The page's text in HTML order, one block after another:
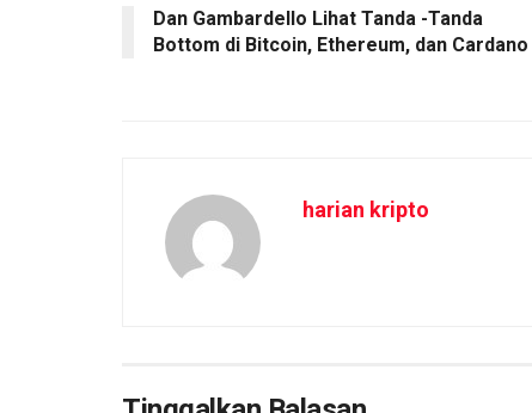
Dan Gambardello Lihat Tanda -Tanda
Bottom di Bitcoin, Ethereum, dan Cardano
harian kripto